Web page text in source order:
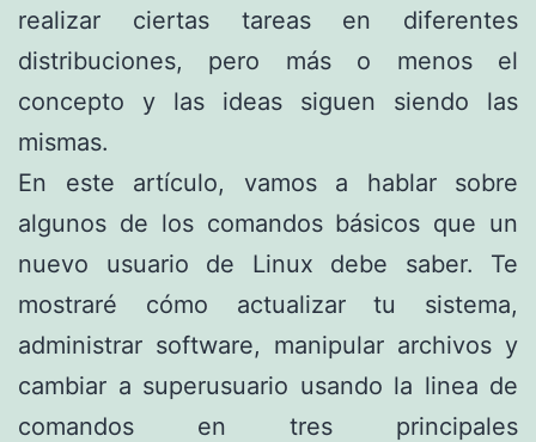
realizar ciertas tareas en diferentes
distribuciones, pero más o menos el
concepto y las ideas siguen siendo las
mismas.
En este artículo, vamos a hablar sobre
algunos de los comandos básicos que un
nuevo usuario de Linux debe saber. Te
mostraré cómo actualizar tu sistema,
administrar software, manipular archivos y
cambiar a superusuario usando la linea de
comandos en tres principales